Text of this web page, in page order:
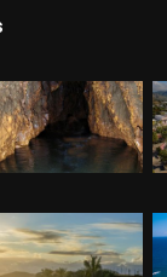
–
y literato.
poeta y
Caraballo–
municipal.